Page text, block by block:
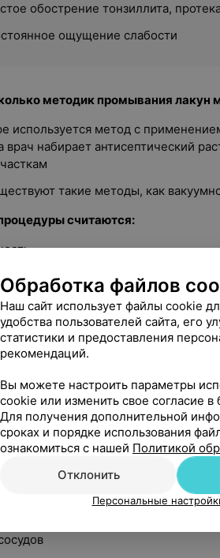
обострение тонзиллита,
ощущение слабости
методик промывания лакун
используется метод с
набирает антисептический
такие методы, как
считаются:
на лечение
удаления гланд
ограничений
к процедуре:
злокачественного характера
заболевания, при которых у
3 мес. и после 7 мес.)
Обработка файлов
Наш сайт использует файлы cookie
удобства пользователей сайта, его
статистики и предоставления
рекомендаций.
Вы можете настроить параметры
cookie или изменить свое согласие
Для получения дополнительной
сроках и порядке использования
ознакомиться с нашей Политикой
Отклонить
Персональные